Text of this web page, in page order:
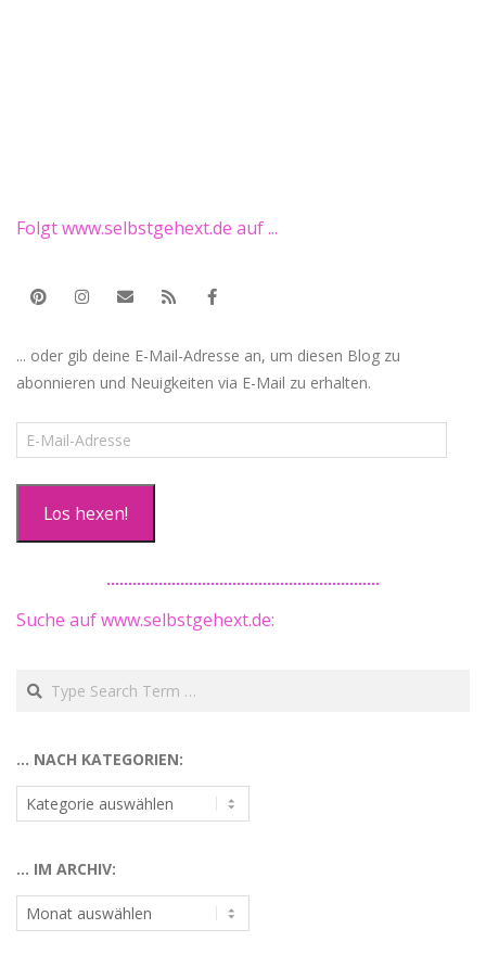
Folgt www.selbstgehext.de auf ...
... oder gib deine E-Mail-Adresse an, um diesen Blog zu
abonnieren und Neuigkeiten via E-Mail zu erhalten.
E-
Mail-
Los hexen!
Suche auf www.selbstgehext.de:
Search
… NACH KATEGORIEN:
…
nach
… IM ARCHIV:
…
im